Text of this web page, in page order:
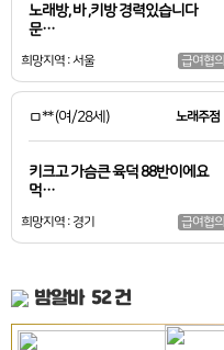
노래방, 바 ,키방 경력있습니다
문…
희망지역 : 서울 급여협의
ㅁ**(여/28세) 노래주점
키크고 가슴큰 육덕 88반이에요
먹…
희망지역 : 경기 급여협의
밤알바 52 건